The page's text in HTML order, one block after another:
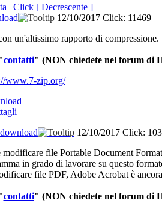
| Click [ Decrescente ]
12/10/2017 Click: 11469
un'altissimo rapporto di compressione.
contatti" (NON chiedete nelforum di
www.7-zip.org/
12/10/2017 Click:
modificarefile Portable Document
in grado di lavorare su questo
file PDF, Adobe Acrobatè ancora
contatti" (NON chiedete nelforum di